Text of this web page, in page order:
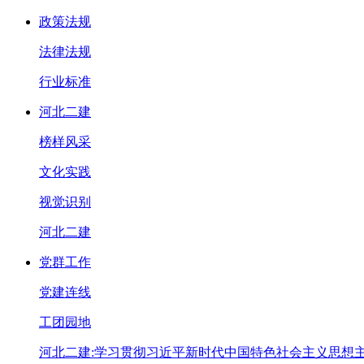
政策法规
法律法规
行业标准
河北二建
榜样风采
文化实践
视觉识别
河北二建
党群工作
党建连线
工团园地
河北二建:学习贯彻习近平新时代中国特色社会主义思想